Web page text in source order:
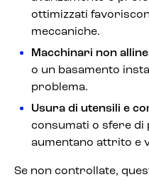
ottimizzati
meccaniche.
Macchinari non
o un basamento
problema.
Usura di utensili e
consumati o sfere di
aumentano attrito e
Se non controllate,